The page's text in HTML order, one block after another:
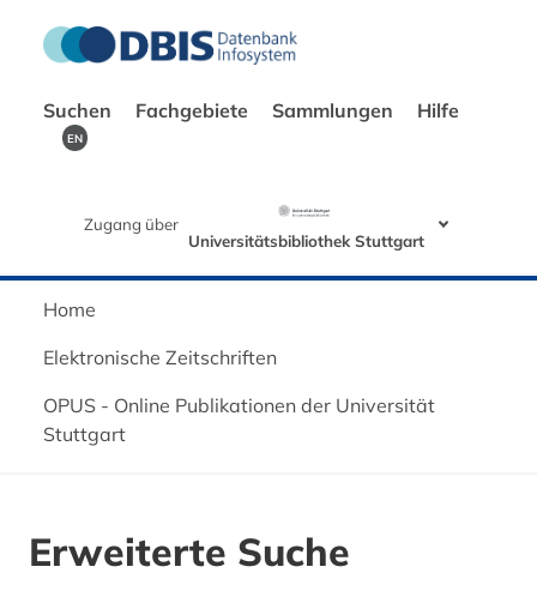
Suchen Fachgebiete Sammlungen Hilfe
EN
Zugang über
Universitätsbibliothek Stuttgart
Home
Elektronische Zeitschriften
OPUS - Online Publikationen der Universität
Stuttgart
Erweiterte Suche